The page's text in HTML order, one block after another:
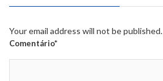
Your email address will not be published.
Comentário*